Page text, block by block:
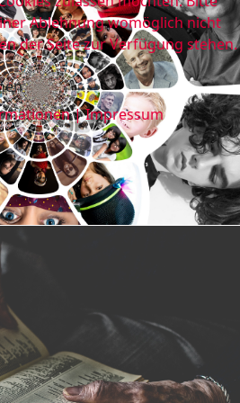
Ablehnung womöglich nicht
der Seite zur Verfügung stehen.
|Impressum